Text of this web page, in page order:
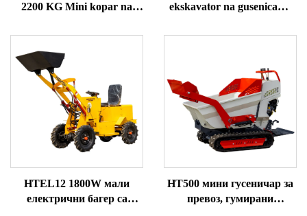
2200 KG Mini kopar na
ekskavator na gusenicama
prodaju
HTEL12 1800W мали
електрични багер са
HT500 мини гусеничар за
превоз, гумирани